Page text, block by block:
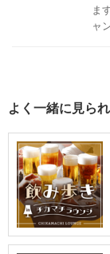
ま
ャ
よく一緒に見ら